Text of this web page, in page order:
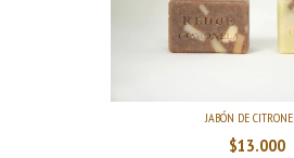
JABÓN DE
$13.000